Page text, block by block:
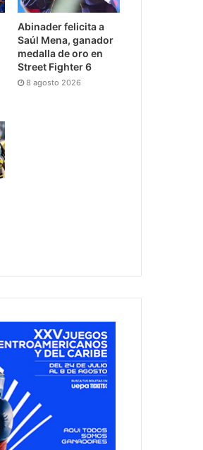
Abinader felicita a
Saúl Mena, ganador
medalla de oro en
Street Fighter 6
8 agosto 2026